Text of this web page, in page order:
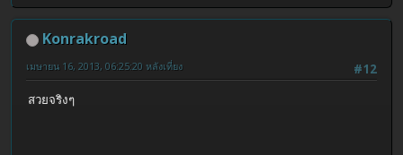
Konrakroad
#12
เมษายน 16, 2013, 06:25:20 หลังเที่ยง
สวยจริงๆ